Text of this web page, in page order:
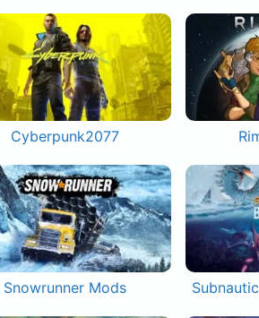
Cyberpunk2077
Snowrunner Mods